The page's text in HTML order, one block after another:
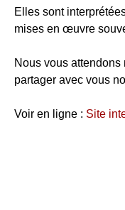
Elles sont
mises en œuvre
Nous vous
partager avec vous
Voir en ligne : Site